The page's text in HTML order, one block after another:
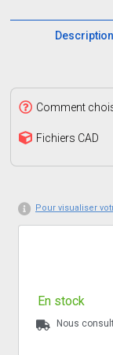
Comment
Fichiers CAD
Pour visualiser
En stock
Nous